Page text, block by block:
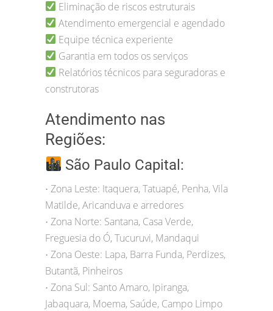
Eliminação de riscos estruturais
Atendimento emergencial e agendado
Equipe técnica experiente
Garantia em todos os serviços
Relatórios técnicos para seguradoras e
construtoras
Atendimento nas
Regiões:
São Paulo Capital:
• Zona Leste: Itaquera, Tatuapé, Penha, Vila
Matilde, Aricanduva e arredores
• Zona Norte: Santana, Casa Verde,
Freguesia do Ó, Tucuruvi, Mandaqui
• Zona Oeste: Lapa, Barra Funda, Perdizes,
Butantã, Pinheiros
• Zona Sul: Santo Amaro, Ipiranga,
Jabaquara, Moema, Saúde, Campo Limpo